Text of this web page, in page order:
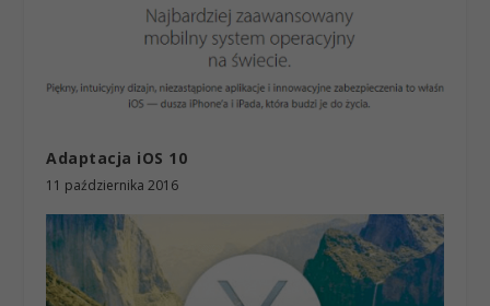
Adaptacja iOS 10
11 października 2016